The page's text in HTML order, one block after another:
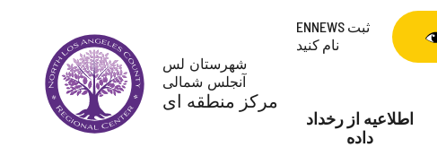
شهرستان لس
آنجلس شمالی
مرکز منطقه ای
ENNEWS ثبت
نام کنید
اطلاعیه از رخداد
داده